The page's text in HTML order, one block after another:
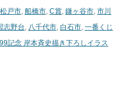
松戸市, 船橋市, C賞, 鎌ヶ谷市, 市川
志野台, 八千代市, 白石市, 一番くじ
記念 岸本斉史描き下ろしイラス